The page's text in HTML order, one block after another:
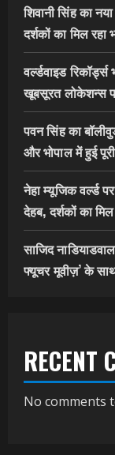
शिवानी सिंह का
दर्शकों का मिल रहा
वर्ल्डवाइड
खूबसूरत लोकेशन्स
पवन सिंह का
और भोपाल में हुई
नेहा म्यूजिक वर्ल्ड
देहब, दर्शकों का
साजिद
फ्यूचर मूवीज़’ के
RECENT
No comments